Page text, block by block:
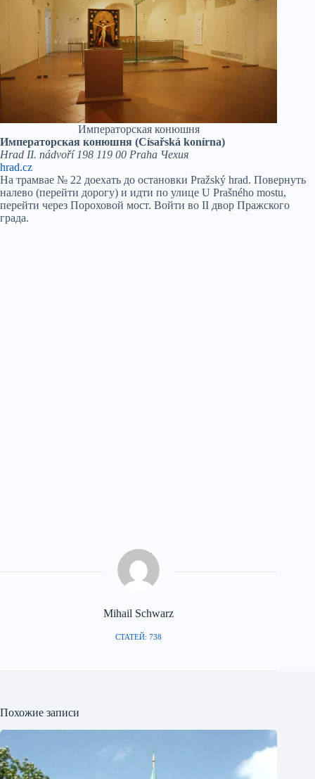
Императорская конюшня
Императорская конюшня (Císařská konírna)
Hrad II. nádvoří 198 119 00 Praha Чехия
hrad.cz
На трамвае № 22 доехать до остановки Pražský hrad. Повернуть
налево (перейти дорогу) и идти по улице U Prašného mostu,
перейти через Пороховой мост. Войти во II двор Пражского
града.
Mihail Schwarz
СТАТЕЙ: 738
Похожие записи